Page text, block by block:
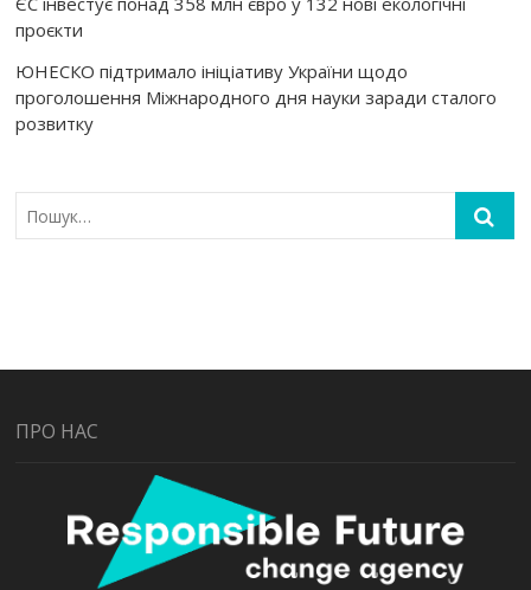
проєкти
ЮНЕСКО підтримало ініціативу України щодо
проголошення Міжнародного дня науки заради сталого
розвитку
ПРО НАС